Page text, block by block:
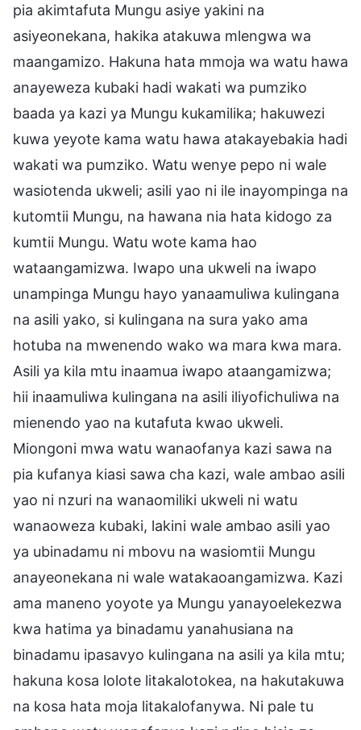
pia akimtafuta Mungu asiye yakini na
asiyeonekana, hakika atakuwa mlengwa wa
maangamizo. Hakuna hata mmoja wa watu hawa
anayeweza kubaki hadi wakati wa pumziko
baada ya kazi ya Mungu kukamilika; hakuwezi
kuwa yeyote kama watu hawa atakayebakia hadi
wakati wa pumziko. Watu wenye pepo ni wale
wasiotenda ukweli; asili yao ni ile inayompinga na
kutomtii Mungu, na hawana nia hata kidogo za
kumtii Mungu. Watu wote kama hao
wataangamizwa. Iwapo una ukweli na iwapo
unampinga Mungu hayo yanaamuliwa kulingana
na asili yako, si kulingana na sura yako ama
hotuba na mwenendo wako wa mara kwa mara.
Asili ya kila mtu inaamua iwapo ataangamizwa;
hii inaamuliwa kulingana na asili iliyofichuliwa na
mienendo yao na kutafuta kwao ukweli.
Miongoni mwa watu wanaofanya kazi sawa na
pia kufanya kiasi sawa cha kazi, wale ambao asili
yao ni nzuri na wanaomiliki ukweli ni watu
wanaoweza kubaki, lakini wale ambao asili yao
ya ubinadamu ni mbovu na wasiomtii Mungu
anayeonekana ni wale watakaoangamizwa. Kazi
ama maneno yoyote ya Mungu yanayoelekezwa
kwa hatima ya binadamu yanahusiana na
binadamu ipasavyo kulingana na asili ya kila mtu;
hakuna kosa lolote litakalotokea, na hakutakuwa
na kosa hata moja litakalofanywa. Ni pale tu